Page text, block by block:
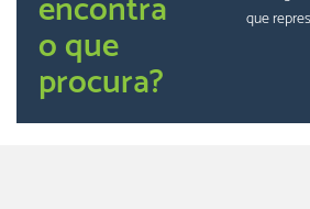
o que
procura?
que